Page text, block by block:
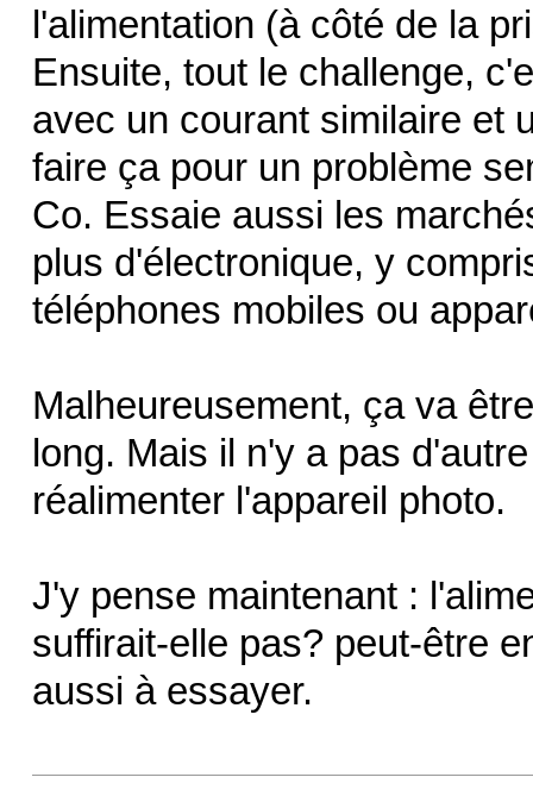
l'alimentation (à côté de la
Ensuite, tout le challenge,
avec un courant similaire et
faire ça pour un problème
Co. Essaie aussi les
plus d'électronique, y
téléphones mobiles ou
Malheureusement, ça va
long. Mais il n'y a pas
réalimenter l'appareil photo.
J'y pense maintenant :
suffirait-elle pas? peut-être
aussi à essayer.